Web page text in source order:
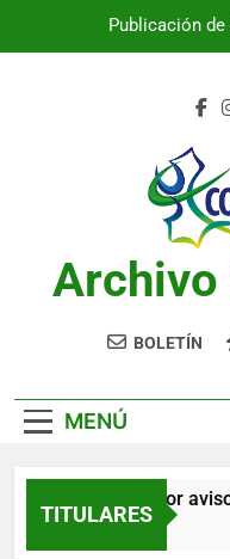
Publicación
Publicación
Publicación
Archivo
BOLETÍN
MENÚ
TITULARES
Notificación por aviso
2 Años Atrás